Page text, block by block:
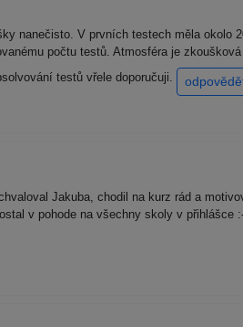
nanečisto. V prvních testech měla
počtu testů. Atmosféra je
testů vřele doporučuji.
Jakuba, chodil na kurz rád a
v pohode na všechny skoly v přihlášce